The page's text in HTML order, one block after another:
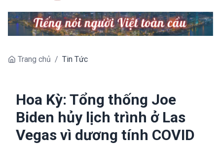
Trang chủ / Tin Tức
Hoa Kỳ: Tổng thống Joe
Biden hủy lịch trình ở Las
Vegas vì dương tính COVID